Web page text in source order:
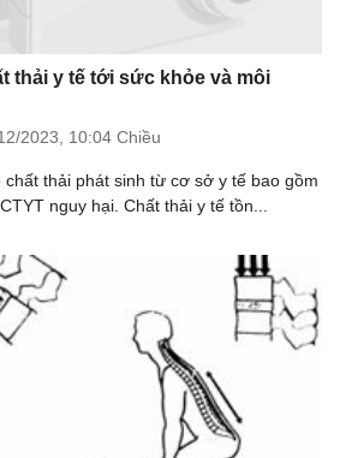
thải y tế tới sức khỏe và môi
2023, 10:04 Chiều
thải phát sinh từ cơ sở y tế bao gồm
nguy hại. Chất thải y tế tồn...